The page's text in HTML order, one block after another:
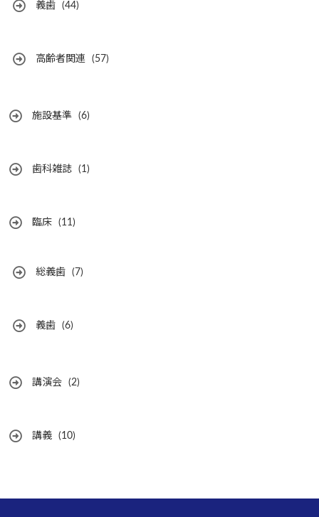
義歯 (44)
高齢者関連 (57)
施設基準 (6)
歯科雑誌 (1)
臨床 (11)
総義歯 (7)
義歯 (6)
講演会 (2)
講義 (10)